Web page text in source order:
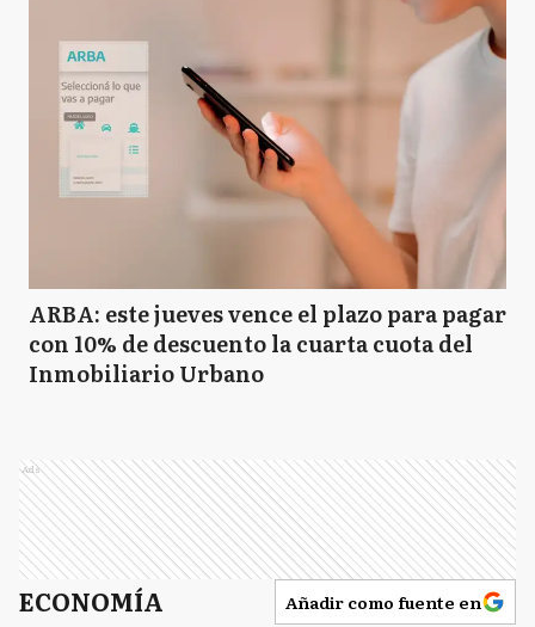
ARBA: este jueves vence el plazo para pagar
con 10% de descuento la cuarta cuota del
Inmobiliario Urbano
Ads
ECONOMÍA Añadir como fuente en